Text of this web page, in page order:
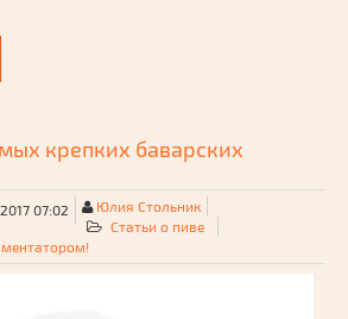
крепких баварских
07:02
Юлия Стольник
Статьи о пиве